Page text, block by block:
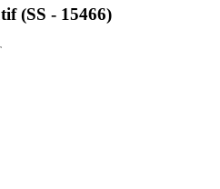
(SS - 15466)